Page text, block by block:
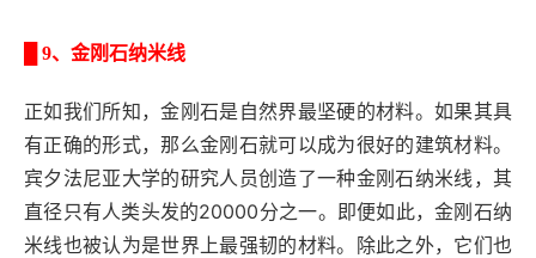
9、金刚石纳米线
正如我们所知，金刚石是自然界最坚硬的材料。如果其具
有正确的形式，那么金刚石就可以成为很好的建筑材料。
宾夕法尼亚大学的研究人员创造了一种金刚石纳米线，其
直径只有人类头发的20000分之一。即便如此，金刚石纳
米线也被认为是世界上最强韧的材料。除此之外，它们也